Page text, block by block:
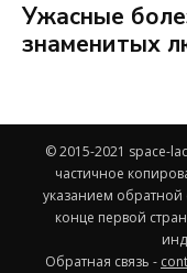
Ужасные
знаменитых
© 2015-2021 space-
частичное
указанием обратной
конце первой
Обратная связь -